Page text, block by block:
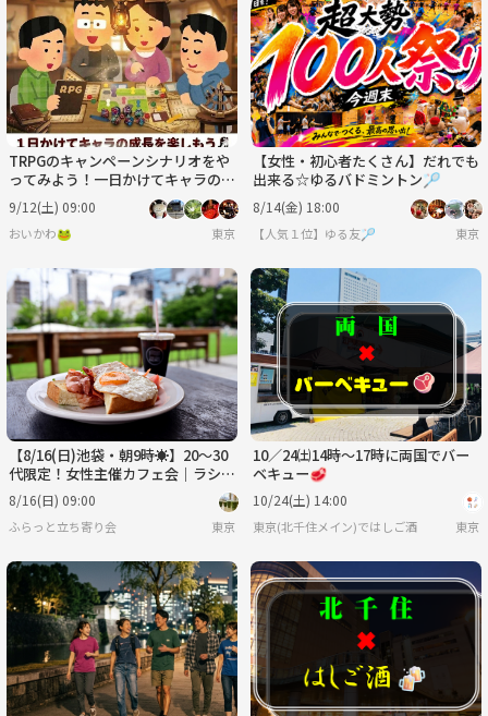
TRPGのキャンペーンシナリオをや
ってみよう！一日かけてキャラの成
長を楽しもう💪
9/12(土) 09:00
おいかわ🐸 東京
【女性・初心者たくさん】だれでも
出来る☆ゆるバドミントン🏸
8/14(金) 18:00
【人気１位】ゆる友🏸 東京
【8/16(日)池袋・朝9時☀️】20〜30
代限定！女性主催カフェ会｜ラシー
ヌ少人数・初参加歓迎🌻
8/16(日) 09:00
ふらっと立ち寄り会 東京
10／24㈯14時〜17時に両国でバー
ベキュー🥩
10/24(土) 14:00
東京(北千住メイン)ではしご酒 東京